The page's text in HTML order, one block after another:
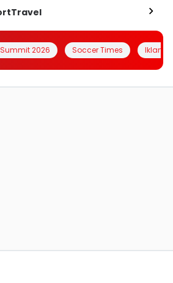
Travel
2026 Soccer Times Iklanin